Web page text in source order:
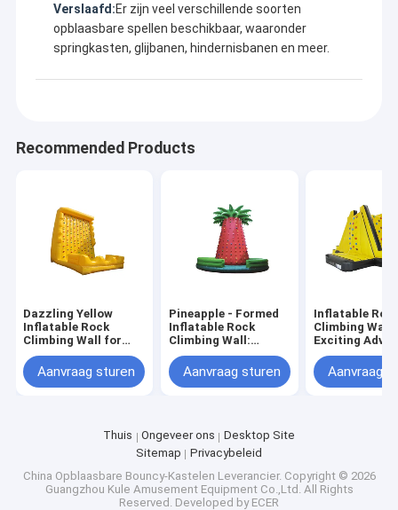
Over Ons
Verslaafd:Er zijn veel verschillende soorten
opblaasbare spellen beschikbaar, waaronder
springkasten, glijbanen, hindernisbanen en meer.
Recommended Products
Dazzling Yellow
Inflatable Rock
Climbing Wall for
Delightful Activities
Aanvraag sturen
Pineapple - Formed
Inflatable Rock
Climbing Wall:
Colorful Holds & Fun
Aanvraag sturen
Inflatable
Climbing Wall
Exciting
Choice for All
Aanvraag
Guangzhou Kule Amusement Equipment Co.,
is een toonaangevende handelsmerk geregistreerde
Thuis Ongeveer ons
Desktop Site
Sitemap
Privacybeleid
China Opblaasbare Bouncy-Kastelen Leverancier. Copyright © 2026
Guangzhou Kule Amusement Equipment Co.,Ltd. All Rights
Reserved. Developed by ECER